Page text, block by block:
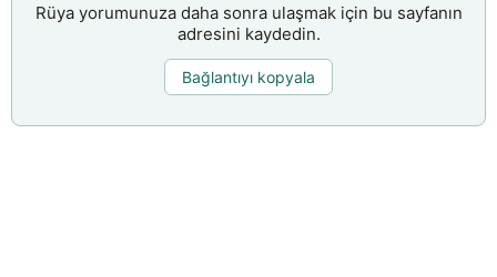
Rüya yorumunuza daha sonra ulaşmak için bu sayfanın
adresini kaydedin.
Bağlantıyı kopyala